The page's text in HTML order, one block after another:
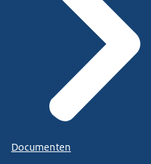
Documenten